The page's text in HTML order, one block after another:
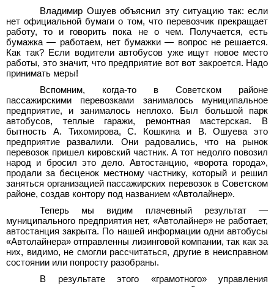
Владимир Ошуев объяснил эту ситуацию так: если
нет официальной бумаги о том, что перевозчик прекращает
работу, то и говорить пока не о чем. Получается, есть
бумажка — работаем, нет бумажки — вопрос не решается.
Как так? Если водители автобусов уже ищут новое место
работы, это значит, что предприятие вот вот закроется. Надо
принимать меры!
Вспомним, когда-то в Советском районе
пассажирскими перевозками занималось муниципальное
предприятие, и занималось неплохо. Был большой парк
автобусов, теплые гаражи, ремонтная мастерская. В
бытность А.
Тихомирова, С. Кошкина и В.
Ошуева это
предприятие развалили. Они радовались, что на рынок
перевозок пришел кировский частник. А тот недолго повозил
народ и бросил это дело. Автостанцию, «ворота города»,
продали за бесценок местному частнику, который и решил
заняться организацией пассажирских перевозок в Советском
районе, создав контору под названием «Автолайнер».
Теперь мы видим плачевный результат —
муниципального предприятия нет, «Автолайнер» не работает,
автостанция закрыта. По нашей информации одни автобусы
«Автолайнера» отправленны лизинговой компании, так как за
них, видимо, не смогли рассчитаться, другие в неисправном
состоянии или попросту разобраны.
В результате этого «грамотного» управления